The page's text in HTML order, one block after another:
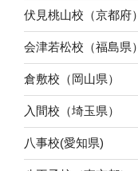
伏見桃山校（京都府）
会津若松校（福島県）
倉敷校（岡山県）
入間校（埼玉県）
八事校(愛知県)